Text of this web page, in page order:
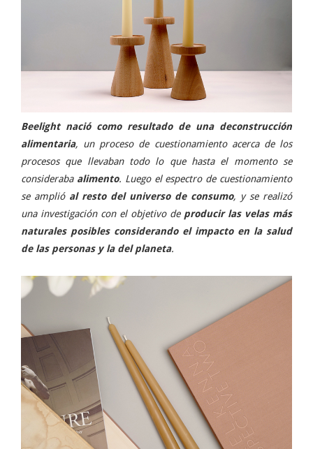
Beelight nació como resultado de una deconstrucción
alimentaria, un proceso de cuestionamiento acerca de los
procesos que llevaban todo lo que hasta el momento se
consideraba alimento. Luego el espectro de cuestionamiento
se amplió al resto del universo de consumo, y se realizó
una investigación con el objetivo de producir las velas más
naturales posibles considerando el impacto en la salud
de las personas y la del planeta.